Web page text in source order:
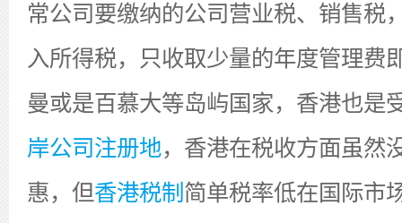
常公司要缴纳的公司营业税、销售税
入所得税，只收取少量的年度管理费
曼或是百慕大等岛屿国家，香港也是
岸公司注册地，香港在税收方面虽然
惠，但香港税制 简单税率低在国际市